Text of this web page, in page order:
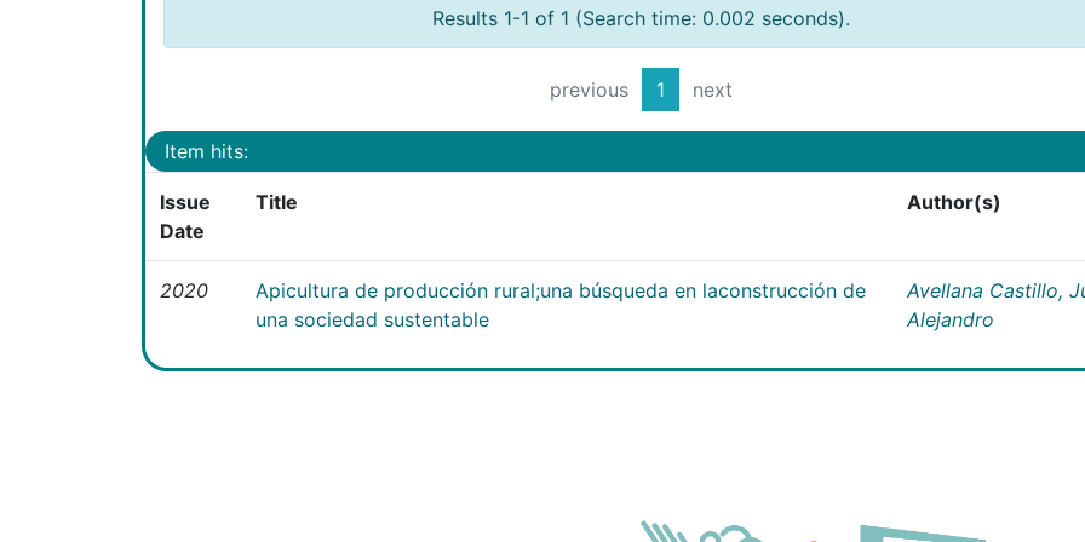
Results 1-1 of 1 (Search time: 0.002 seconds).
previous 1 next
Item hits:
Issue
Date
Title Author(s)
2020
Apicultura de producción rural;una búsqueda en laconstrucción de
una sociedad sustentable
Avellana Castillo,
Alejandro